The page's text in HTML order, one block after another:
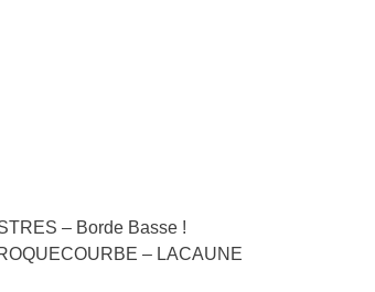
– Borde Basse !
– LACAUNE